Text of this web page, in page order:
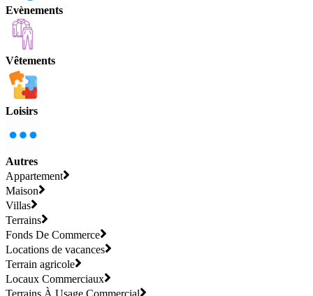
Evènements
Vêtements
Loisirs
Autres
Appartement
Maison
Villas
Terrains
Fonds De Commerce
Locations de vacances
Terrain agricole
Locaux Commerciaux
Terrains À Usage Commercial